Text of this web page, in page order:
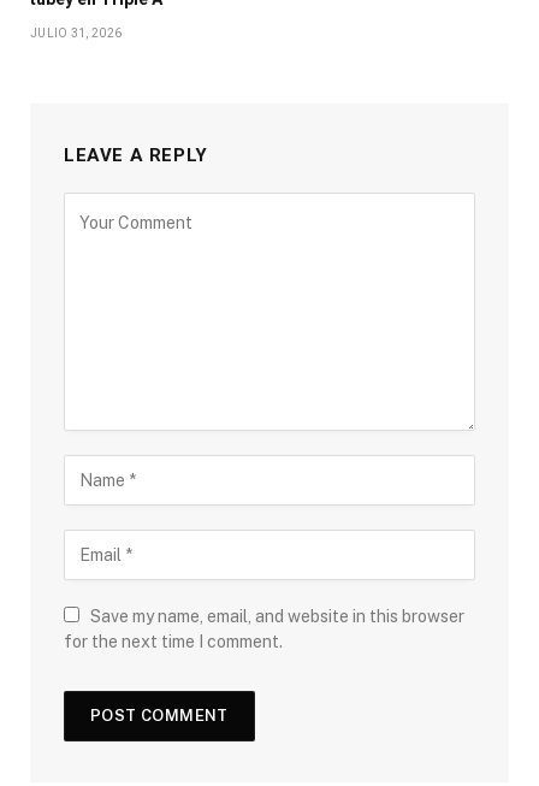
JULIO 31, 2026
LEAVE A REPLY
Save my name, email, and website in this browser
for the next time I comment.